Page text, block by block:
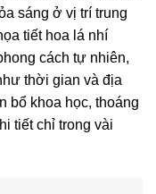
sáng ở vị trí trung
tiết hoa lá nhí
cách tự nhiên,
thời gian và địa
bổ khoa học, thoáng
tiết chỉ trong vài